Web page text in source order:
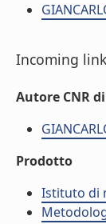
Incoming
Autore CNR di
Prodotto
Istituto di